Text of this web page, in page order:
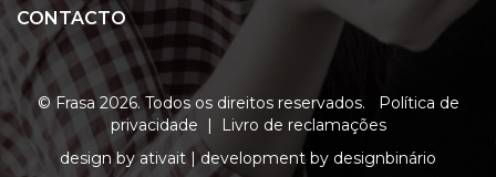
CONTACTO
© Frasa 2026. Todos os direitos reservados. Política de
privacidade |
Livro de reclamações
design byativait | development by designbinário